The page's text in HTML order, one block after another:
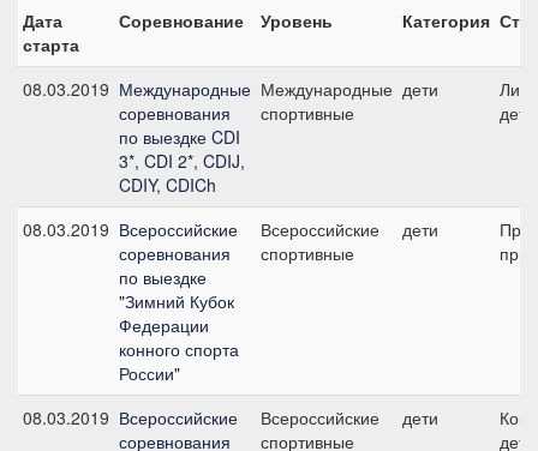
Дата
старта
Соревнование Уровень Категория
08.03.2019 Международные
соревнования
по выездке CDI
3*, CDI 2*, CDIJ,
CDIY, CDICh
Международные
спортивные
дети
дети
08.03.2019 Всероссийские
соревнования
по выездке
"Зимний Кубок
Федерации
конного спорта
России"
Всероссийские
спортивные
дети
08.03.2019 Всероссийские
соревнования
Всероссийские
спортивные
дети
дети